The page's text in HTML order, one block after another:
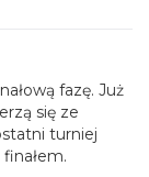
fazę. Już
się ze
turniej